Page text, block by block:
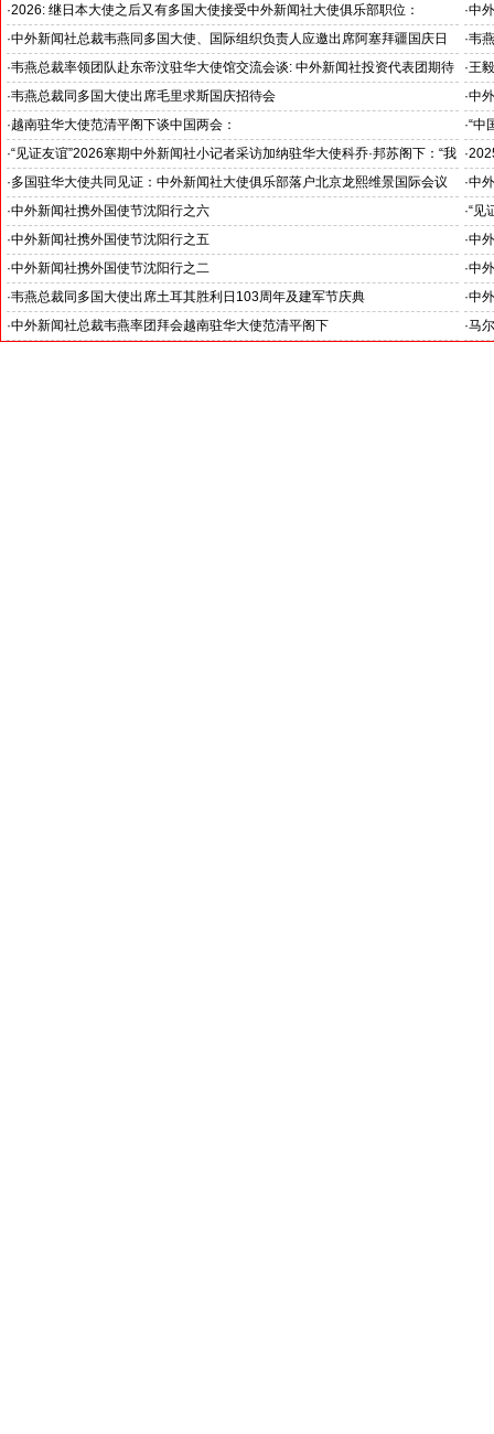
韦燕总裁同多国大使出席巴基斯坦驻华大使馆举办“芒果节”
医
·2026: 继日本大使之后又有多国大使接受中外新闻社大使俱乐部职位：
国之交在于民相亲, 民相亲在于心相通
·中
·中外新闻社总裁韦燕同多国大使、国际组织负责人应邀出席阿塞拜疆国庆日
招待会
·韦
·韦燕总裁率领团队赴东帝汶驻华大使馆交流会谈: 中外新闻社投资代表团期待
与东帝汶国家展开全面商务合作
·王
中
·韦燕总裁同多国大使出席毛里求斯国庆招待会 ·中
·越南驻华大使范清平阁下谈中国两会：
“中国经济的稳定发展为越中双边合作注入强劲动力”
·“中
伊
·“见证友谊”2026寒期中外新闻社小记者采访加纳驻华大使科乔·邦苏阁下：“我
十分享受在中国的时光……”
·
国
·多国驻华大使共同见证：中外新闻社大使俱乐部落户北京龙熙维景国际会议
中心
·中
晨
·中外新闻社携外国使节沈阳行之六
沈阳举行：全球哈拉认证商品博览会《新闻发布会》
·“见
了
·中外新闻社携外国使节沈阳行之五
沈阳：美食，美景，美好心情
·中
晨
·中外新闻社携外国使节沈阳行之二
中外新闻社大使俱乐部沈阳交流中心揭牌
·中
沈阳
·韦燕总裁同多国大使出席土耳其胜利日103周年及建军节庆典 ·中
Bilal
·中外新闻社总裁韦燕率团拜会越南驻华大使范清平阁下
·马